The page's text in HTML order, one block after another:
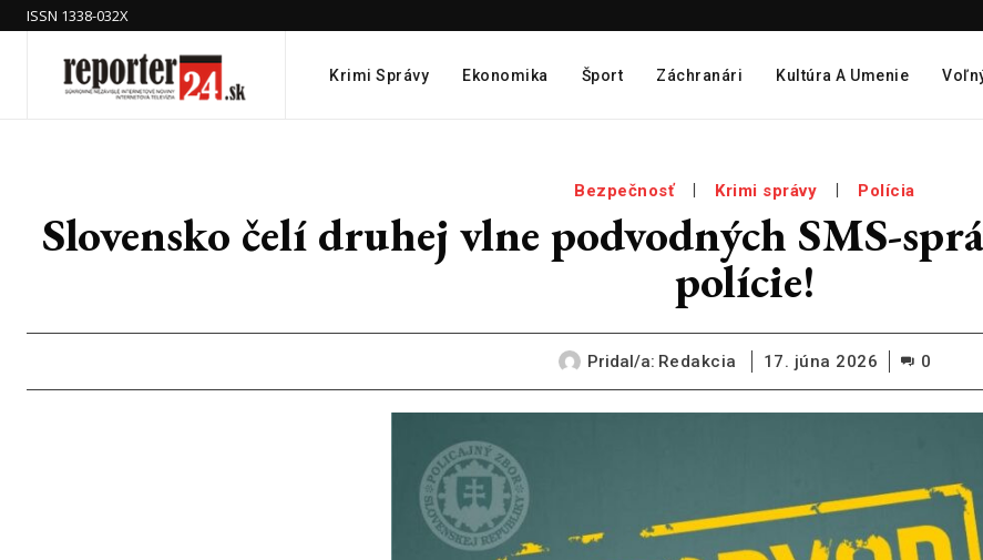
ISSN 1338-032X
Krimi Správy Ekonomika Šport Záchranári Kultúra A Umenie
Bezpečnosť Krimi správy Polícia
Slovensko čelí druhej vlne podvodných SMS-
polície!
Pridal/a: Redakcia 17. júna 2026 0